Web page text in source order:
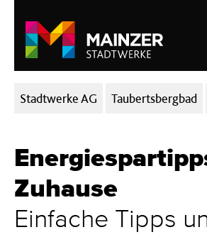
Kategorien:
Stadtwerke AG Taubertsbergbad
Zuhause
Einfache Tipps